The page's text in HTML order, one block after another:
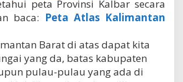
peta Provinsi Kalbar secara
baca: Peta Atlas Kalimantan
Barat di atas dapat kita
yang da, batas kabupaten
pulau-pulau yang ada di